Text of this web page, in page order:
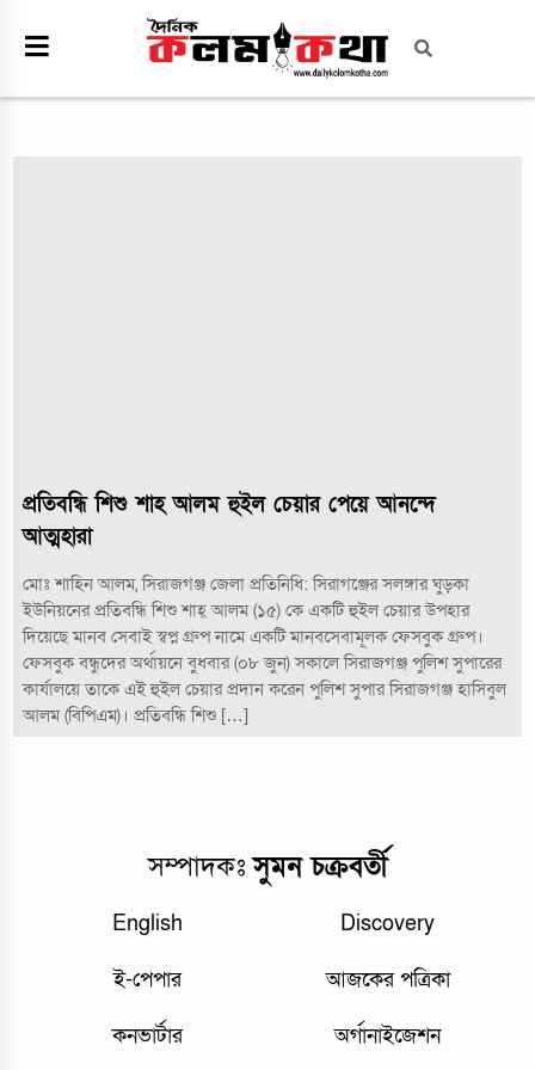
প্রতিবন্ধি শিশু শাহ আলম হুইল চেয়ার পেয়ে আনন্দে
আত্মহারা
মোঃ শাহিন আলম, সিরাজগঞ্জ জেলা প্রতিনিধি: সিরাগঞ্জের সলঙ্গার ঘুড়কা
ইউনিয়নের প্রতিবন্ধি শিশু শাহ্ আলম (১৫) কে একটি হুইল চেয়ার উপহার
দিয়েছে মানব সেবাই স্বপ্ন গ্রুপ নামে একটি মানবসেবামূলক ফেসবুক গ্রুপ।
ফেসবুক বন্ধুদের অর্থায়নে বুধবার (০৮ জুন) সকালে সিরাজগঞ্জ পুলিশ সুপারের
কার্যালয়ে তাকে এই হুইল চেয়ার প্রদান করেন পুলিশ সুপার সিরাজগঞ্জ হাসিবুল
আলম (বিপিএম)। প্রতিবন্ধি শিশু […]
সম্পাদকঃসুমন চক্রবর্তী
English Discovery
ই-পেপার আজকের পত্রিকা
কনভার্টার অর্গানাইজেশন